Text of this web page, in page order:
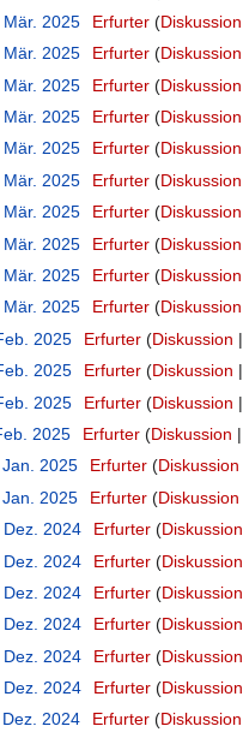
2025 Erfurter Diskussion
2025 Erfurter Diskussion
2025 Erfurter Diskussion
2025 Erfurter Diskussion
2025 Erfurter Diskussion
2025 Erfurter Diskussion
2025 Erfurter Diskussion
2025 Erfurter Diskussion
2025 Erfurter Diskussion
2025 Erfurter Diskussion
2025 Erfurter Diskussion
2025 Erfurter Diskussion
2025 Erfurter Diskussion
2025 Erfurter Diskussion
2025 Erfurter Diskussion
2025 Erfurter Diskussion
2024 Erfurter Diskussion
2024 Erfurter Diskussion
2024 Erfurter Diskussion
2024 Erfurter Diskussion
2024 Erfurter Diskussion
2024 Erfurter Diskussion
2024 Erfurter Diskussion